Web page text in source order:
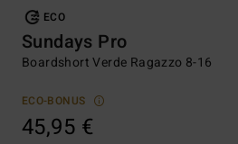
ECO
Sundays Pro
Boardshort Verde Ragazzo 8-16
ECO-BONUS
45,95 €